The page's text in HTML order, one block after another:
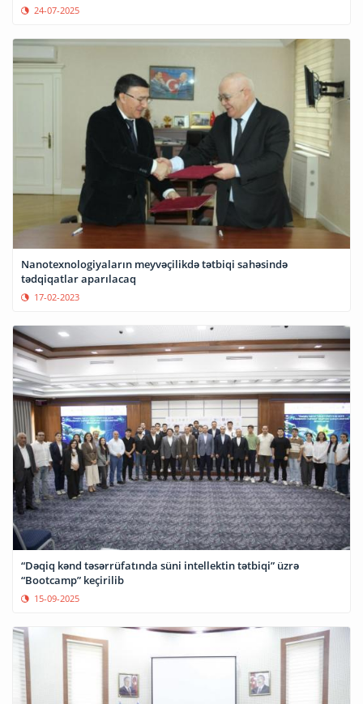
24-07-2025
Nanotexnologiyaların meyvəçilikdə tətbiqi sahəsində
tədqiqatlar aparılacaq
17-02-2023
“Dəqiq kənd təsərrüfatında süni intellektin tətbiqi” üzrə
“Bootcamp” keçirilib
15-09-2025